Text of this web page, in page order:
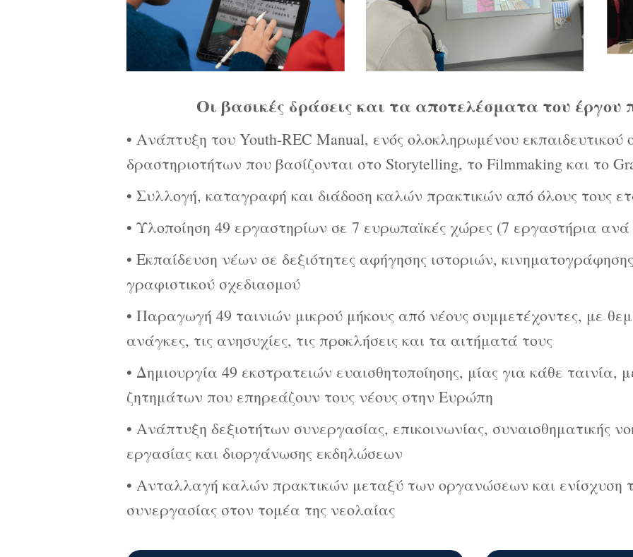
Οι βασικές δράσεις και τα αποτελέσματα του
• Ανάπτυξη του Youth-REC Manual, ενός ολοκληρωμένου
δραστηριοτήτων που βασίζονται στο Storytelling, το Filmmaking και το
• Συλλογή, καταγραφή και διάδοση καλών πρακτικών από όλους τους
• Υλοποίηση 49 εργαστηρίων σε 7 ευρωπαϊκές χώρες (7 εργαστήρια ανά
• Εκπαίδευση νέων σε δεξιότητες αφήγησης ιστοριών,
γραφιστικού σχεδιασμού
• Παραγωγή 49 ταινιών μικρού μήκους από νέους συμμετέχοντες, με
ανάγκες, τις ανησυχίες, τις προκλήσεις και τα αιτήματά τους
• Δημιουργία 49 εκστρατειών ευαισθητοποίησης, μίας για κάθε ταινία,
ζητημάτων που επηρεάζουν τους νέους στην Ευρώπη
• Ανάπτυξη δεξιοτήτων συνεργασίας, επικοινωνίας, συναισθηματικής
εργασίας και διοργάνωσης εκδηλώσεων
• Ανταλλαγή καλών πρακτικών μεταξύ των οργανώσεων και ενίσχυση
συνεργασίας στον τομέα της νεολαίας